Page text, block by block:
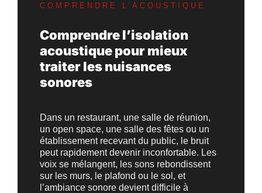
COMPRENDRE L’ACOUSTIQUE
Comprendre l’isolation
acoustique pour mieux
traiter les nuisances
sonores
Dans un restaurant, une salle de réunion,
un open space, une salle des fêtes ou un
établissement recevant du public, le bruit
peut rapidement devenir inconfortable. Les
voix se mélangent, les sons rebondissent
sur les murs, le plafond ou le sol, et
l’ambiance sonore devient difficile à